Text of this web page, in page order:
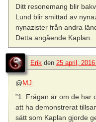
Ditt resonemang blir
Lund blir smittad av
nynazister från andra
Detta angående Kaplan.
Erik den 25 april,
@MJ:
”1. Frågan är om de har
att ha demonstrerat
sätt som Kaplan gjorde